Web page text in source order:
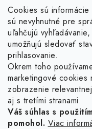
Cookies sú
sú nevyhnutné pre
uľahčujú
umožňujú sledovať
prihlasovanie.
Okrem toho
marketingové cookies
zobrazenie
aj s tretími stranami.
Váš súhlas s
pomohol. Viac
Facebook
Obľúbené šperky
Náušnice